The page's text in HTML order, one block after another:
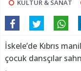
KÜLTÜR & SANAT
İskele’de Kıbrıs
çocuk dansçılar